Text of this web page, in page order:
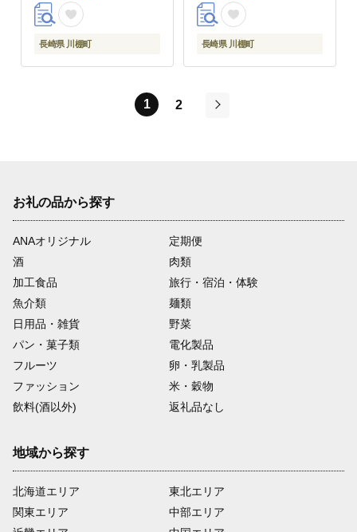
理 サンドイッチ タルタ
ルソース
長崎県 川棚町
ベジタブルドレッシン
グ 添加物不使用 和風ド
レッシング タマネギド
長崎県 川棚町
1
2
お礼の品から探す
ANAオリジナル
定期便
酒
肉類
加工食品
旅行・宿泊・体験
魚介類
麺類
日用品・雑貨
野菜
パン・菓子類
電化製品
フルーツ
卵・乳製品
ファッション
米・穀物
飲料(酒以外)
返礼品なし
地域から探す
北海道エリア
関東エリア
東北エリア
中部エリア